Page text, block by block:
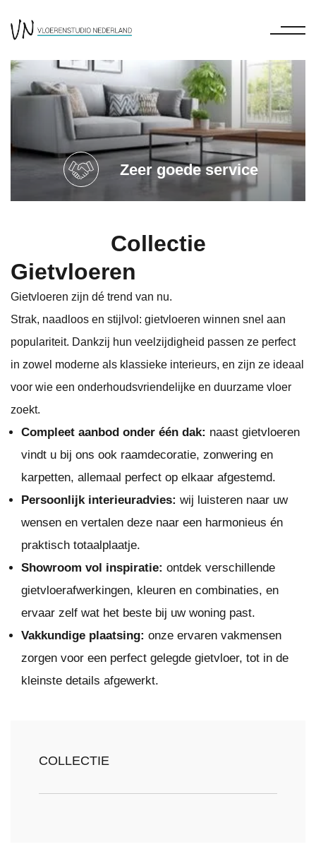
Zeer goede service
Collectie
Gietvloeren
Gietvloeren zijn dé trend van nu.
Strak, naadloos en stijlvol: gietvloeren winnen snel aan
populariteit. Dankzij hun veelzijdigheid passen ze perfect
in zowel moderne als klassieke interieurs, en zijn ze ideaal
voor wie een onderhoudsvriendelijke en duurzame vloer
zoekt.
Compleet aanbod onder één dak: naast gietvloeren
vindt u bij ons ook raamdecoratie, zonwering en
karpetten, allemaal perfect op elkaar afgestemd.
Persoonlijk interieuradvies: wij luisteren naar uw
wensen en vertalen deze naar een harmonieus én
praktisch totaalplaatje.
Showroom vol inspiratie: ontdek verschillende
gietvloerafwerkingen, kleuren en combinaties, en
ervaar zelf wat het beste bij uw woning past.
Vakkundige plaatsing: onze ervaren vakmensen
zorgen voor een perfect gelegde gietvloer, tot in de
kleinste details afgewerkt.
COLLECTIE